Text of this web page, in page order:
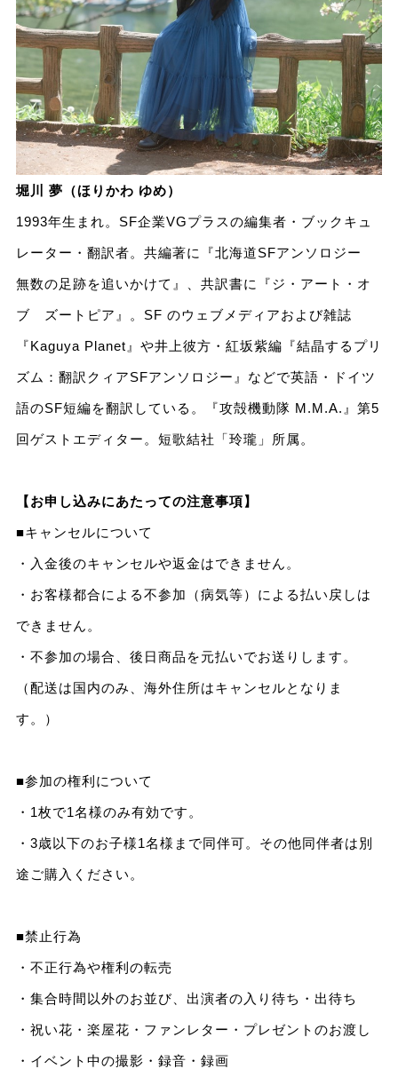
堀川 夢（ほりかわ ゆめ）
1993年生まれ。SF企業VGプラスの編集者・ブックキュ
レーター・翻訳者。共編著に『北海道SFアンソロジー
無数の足跡を追いかけて』、共訳書に『ジ・アート・オ
ブ ズートピア』。SF のウェブメディアおよび雑誌
『Kaguya Planet』や井上彼方・紅坂紫編『結晶するプリ
ズム：翻訳クィアSFアンソロジー』などで英語・ドイツ
語のSF短編を翻訳している。『攻殻機動隊 M.M.A.』第5
回ゲストエディター。短歌結社「玲瓏」所属。
【お申し込みにあたっての注意事項】
■キャンセルについて
・入金後のキャンセルや返金はできません。
・お客様都合による不参加（病気等）による払い戻しは
できません。
・不参加の場合、後日商品を元払いでお送りします。
（配送は国内のみ、海外住所はキャンセルとなりま
す。）
■参加の権利について
・1枚で1名様のみ有効です。
・3歳以下のお子様1名様まで同伴可。その他同伴者は別
途ご購入ください。
■禁止行為
・不正行為や権利の転売
・集合時間以外のお並び、出演者の入り待ち・出待ち
・祝い花・楽屋花・ファンレター・プレゼントのお渡し
・イベント中の撮影・録音・録画